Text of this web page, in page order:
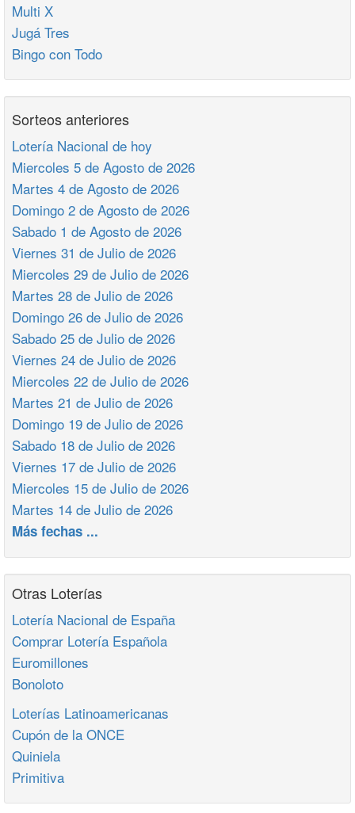
Multi X
Jugá Tres
Bingo con Todo
Sorteos anteriores
Lotería Nacional de hoy
Miercoles 5 de Agosto de 2026
Martes 4 de Agosto de 2026
Domingo 2 de Agosto de 2026
Sabado 1 de Agosto de 2026
Viernes 31 de Julio de 2026
Miercoles 29 de Julio de 2026
Martes 28 de Julio de 2026
Domingo 26 de Julio de 2026
Sabado 25 de Julio de 2026
Viernes 24 de Julio de 2026
Miercoles 22 de Julio de 2026
Martes 21 de Julio de 2026
Domingo 19 de Julio de 2026
Sabado 18 de Julio de 2026
Viernes 17 de Julio de 2026
Miercoles 15 de Julio de 2026
Martes 14 de Julio de 2026
Más fechas ...
Otras Loterías
Lotería Nacional de España
Comprar Lotería Española
Euromillones
Bonoloto
Loterías Latinoamericanas
Cupón de la ONCE
Quiniela
Primitiva